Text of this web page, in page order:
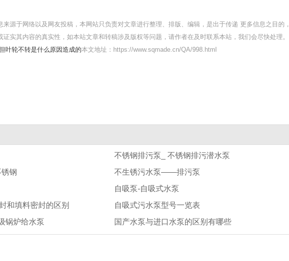
来源于网络以及网友投稿，本网站只负责对文章进行整理、排版、编辑，是出于传递 更多信息之目的，
证实其内容的真实性，如本站文章和转稿涉及版权等问题，请作者在及时联系本站，我们会尽快处理。
叶轮不转是什么原因造成的本文地址：https://www.sqmade.cn/QA/998.html
不锈钢排污泵_ 不锈钢排污潜水泵
钢
不生锈污水泵——排污泵
自吸泵-自吸式水泵
和填料密封的区别
自吸式污水泵型号一览表
锅炉给水泵
国产水泵与进口水泵的区别有哪些